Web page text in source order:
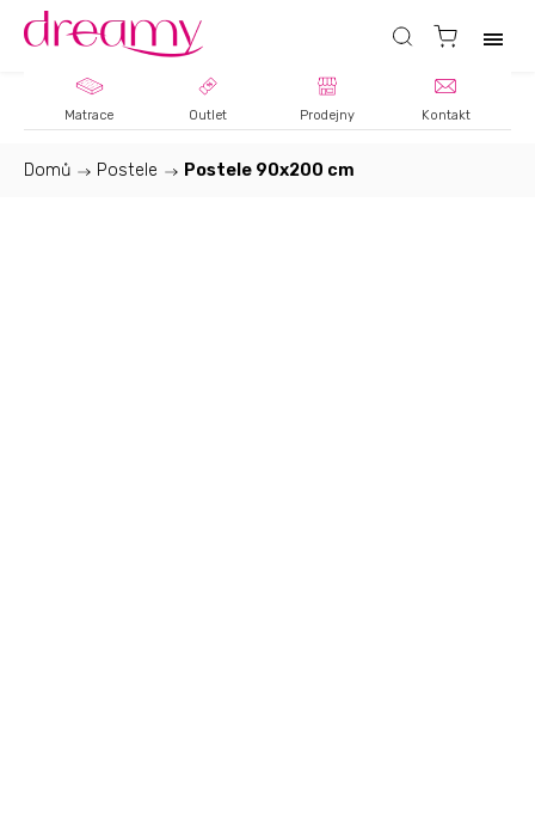
Matrace Outlet Prodejny Kontakt
Domů / Postele / Postele 90x200 cm